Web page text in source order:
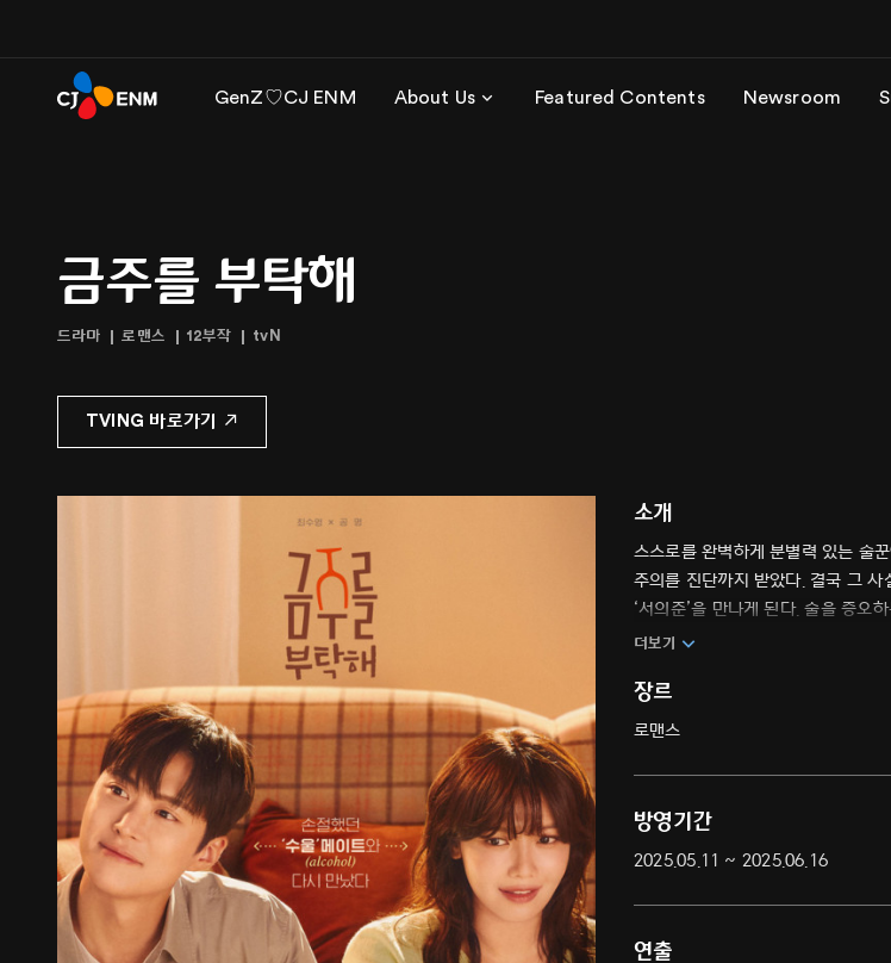
GenZ♡CJ ENM About Us Featured Contents Newsroom
금주를 부탁해
드라마 로맨스 12부작 tvN
TVING 바로가기
소개
스스로를 완벽하게 분별력 있는 술
주의를 진단까지 받았다. 결국 그
‘서의준’을 만나게 된다. 술을 증오
더보기
장르
로맨스
방영기간
2025.05.11 ~ 2025.06.16
연출